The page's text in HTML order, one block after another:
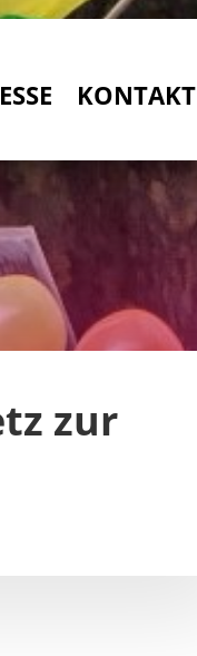
KONTAKT
zur